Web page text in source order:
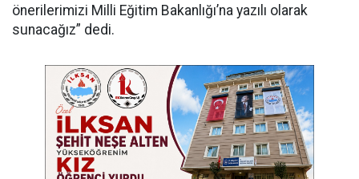
önerilerimizi Milli Eğitim Bakanlığı’na yazılı olarak
sunacağız” dedi.